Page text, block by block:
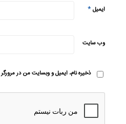
ایمیل*
وب‌ سایت
ذخیره نام، ایمیل و وبسایت من در